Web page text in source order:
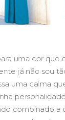
uma cor que
já não sou
uma calma
combinado a